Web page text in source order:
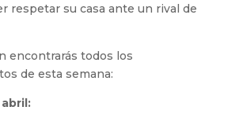
respetar su casa ante un rival de
encontrarás todos los
de esta semana: